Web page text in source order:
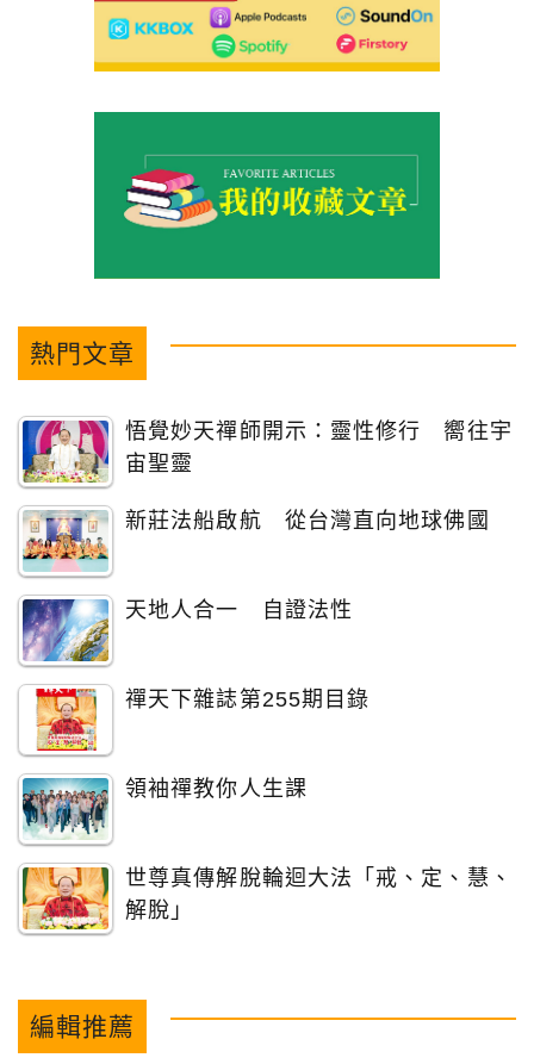
熱門文章
悟覺妙天禪師開示：靈性修行 嚮往宇
宙聖靈
新莊法船啟航 從台灣直向地球佛國
天地人合一 自證法性
禪天下雜誌第255期目錄
領袖禪教你人生課
世尊真傳解脫輪迴大法「戒、定、慧、
解脫」
編輯推薦